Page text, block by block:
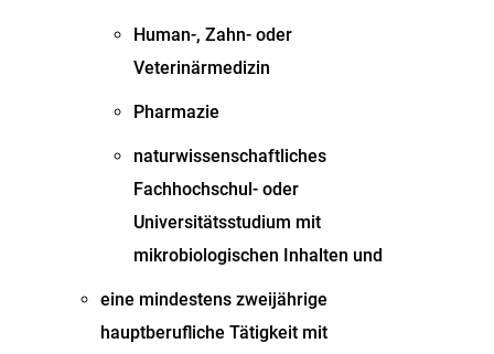
Human-, Zahn- oder
Veterinärmedizin
Pharmazie
naturwissenschaftliches
Fachhochschul-oder
Universitätsstudium mit
mikrobiologischen Inhalten und
eine mindestens zweijährige
hauptberufliche Tätigkeit mit